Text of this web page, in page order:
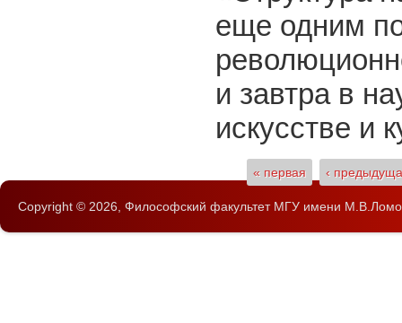
еще одним
и завтра в
искусстве и
Страницы
« первая ‹
Copyright © 2026, Философский факультет МГУ имени